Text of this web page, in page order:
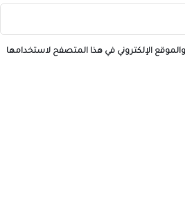
الإلكتروني في هذا المتصفح لاستخدامها